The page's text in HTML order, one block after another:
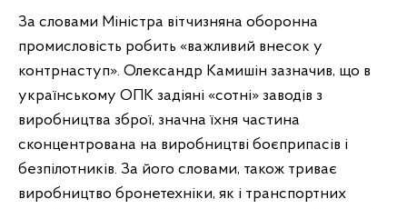
За словами Міністра вітчизняна оборонна
промисловість робить «важливий внесок у
контрнаступ». Олександр Камишін зазначив, що в
українському ОПК задіяні «сотні» заводів з
виробництва зброї, значна їхня частина
сконцентрована на виробництві боєприпасів і
безпілотників. За його словами, також триває
виробництво бронетехніки, як і транспортних